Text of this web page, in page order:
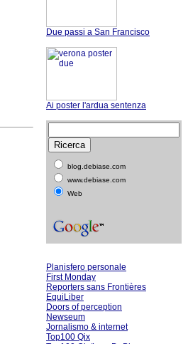
Due passi a San Francisco
Ai poster l'ardua sentenza
blog.debiase.com
www.debiase.com
Web
Planisfero personale
First Monday
Reporters sans Frontières
EquiLiber
Doors of perception
Newseum
Jornalismo & internet
Top100 Qix